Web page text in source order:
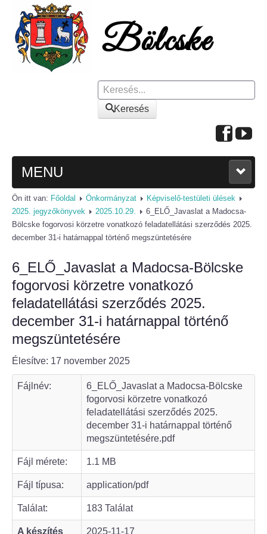
Keresés
Keresés
MENU
FŐOLDAL
A KÖZSÉGRŐL
Polgármesteri köszöntő
Bölcske település
Bölcske történelme
Értéktár bizottság
Látnivalók
Szállások
Egyházak, civilek
Református Egyház
Ön itt van: Főoldal Önkormányzat
Képviselő-testületi ülések
2025. jegyzőkönyvek
2025.10.29.
6_ELŐ_Javaslat a Madocsa-
Bölcske fogorvosi körzetre vonatkozó feladatellátási szerződés 2025.
december 31-i határnappal történő megszüntetésére
6_ELŐ_Javaslat a Madocsa-Bölcske
fogorvosi körzetre vonatkozó
feladatellátási szerződés 2025.
december 31-i határnappal történő
megszüntetésére
Élesítve: 17 november 2025
Fájlnév:
6_ELŐ_Javaslat a Madocsa-Bölcske
fogorvosi körzetre vonatkozó
feladatellátási szerződés 2025.
december 31-i határnappal történő
megszüntetésére.pdf
Fájl mérete: 1.1 MB
Fájl típusa: application/pdf
Találat: 183 Találat
A készítés
2025-11-17